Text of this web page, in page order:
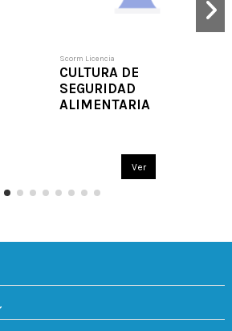
Scorm Licencia
CULTURA DE
SEGURIDAD
ALIMENTARIA
Ver